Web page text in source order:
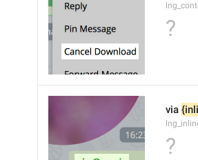
?
via
?